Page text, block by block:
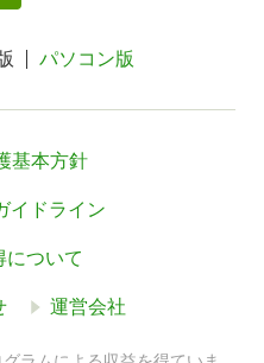
パソコン版
基本方針
イドライン
について
運営会社